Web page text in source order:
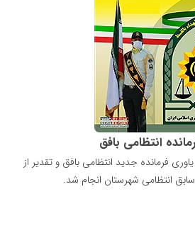
انتظامی بافق
فرمانده جدید انتظامی بافق و تقدیر از
انتظامی شهرستان انجام شد.